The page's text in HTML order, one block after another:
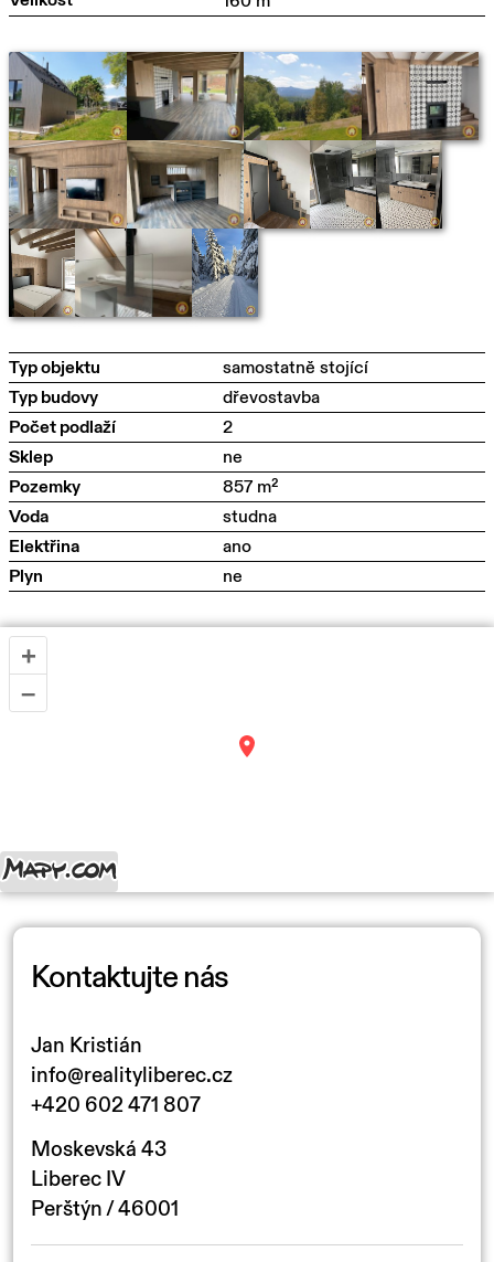
Typ objektu
samostatně stojící
Typ budovy
dřevostavba
Počet podlaží
2
Sklep
ne
Pozemky
857 m²
Voda
studna
Elektřina
ano
Plyn
ne
+
–
Kontaktujte nás
Jan Kristián
info@realityliberec.cz
+420 602 471 807
Moskevská 43
Liberec IV
Perštýn / 46001